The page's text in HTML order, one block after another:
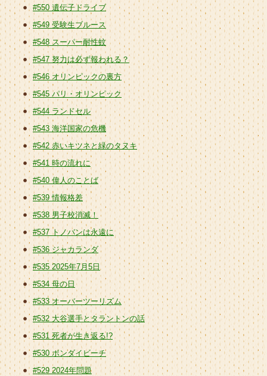
#550 遺伝子ドライブ
#549 受験生ブルース
#548 スーパー耐性蚊
#547 努力は必ず報われる？
#546 オリンピックの裏方
#545 パリ・オリンピック
#544 ランドセル
#543 海洋国家の危機
#542 赤いキツネと緑のタヌキ
#541 時の流れに
#540 偉人のことば
#539 情報格差
#538 男子校消滅！
#537 トノバンは永遠に
#536 ジャカランダ
#535 2025年7月5日
#534 母の日
#533 オーバーツーリズム
#532 大谷選手とタラントンの話
#531 死者が生き返る!?
#530 ボンダイビーチ
#529 2024年問題